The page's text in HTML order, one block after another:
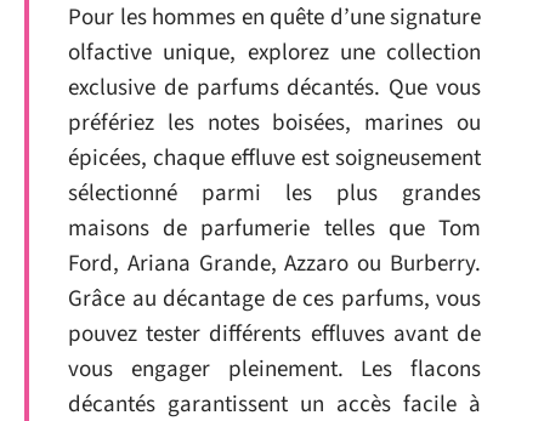
Pour les hommes en quête d’une signature
olfactive unique, explorez une collection
exclusive de parfums décantés. Que vous
préfériez les notes boisées, marines ou
épicées, chaque effluve est soigneusement
sélectionné parmi les plus grandes
maisons de parfumerie telles que Tom
Ford, Ariana Grande, Azzaro ou Burberry.
Grâce au décantage de ces parfums, vous
pouvez tester différents effluves avant de
vous engager pleinement. Les flacons
décantés garantissent un accès facile à